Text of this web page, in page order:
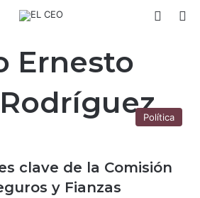
Ernesto
Política
clave de la Comisión
y Fianzas